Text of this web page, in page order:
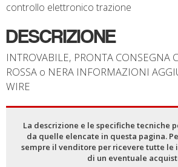
controllo elettronico trazione
DESCRIZIONE
INTROVABILE, PRONTA CONSEGNA
ROSSA o NERA INFORMAZIONI
WIRE
La descrizione e le specifiche tecniche
da quelle elencate in questa pagina.
sempre il venditore per ricevere tutte le
di un eventuale